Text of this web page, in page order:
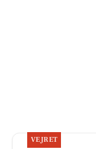
VEJRET